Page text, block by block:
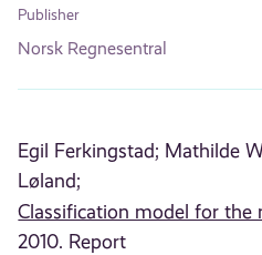
Publisher
Norsk Regnesentral
Egil Ferkingstad; Mathilde
Løland;
Classification model for the
2010. Report